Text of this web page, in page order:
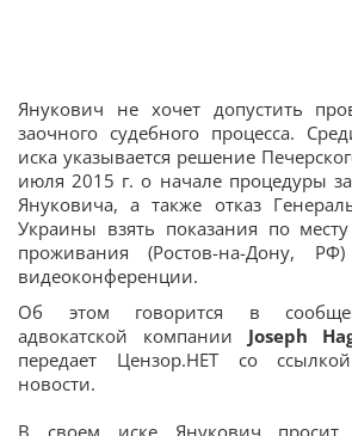
Янукович не хочет допустить
заочного судебного процесса.
иска указывается решение
июля 2015 г. о начале процедуры
Януковича, а также отказ
Украины взять показания по месту
проживания (Ростов-на-Дону,
видеоконференции.
Об этом говорится в
адвокатской компании Joseph
передает Цензор.НЕТ со
новости.
В своем иске Янукович просит